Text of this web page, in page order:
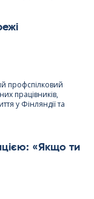
профспілковий
працівників,
у Фінляндії та
«Якщо ти